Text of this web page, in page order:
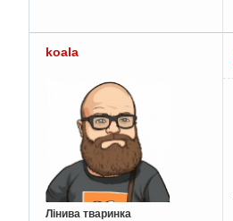
koala
Лінива тваринка